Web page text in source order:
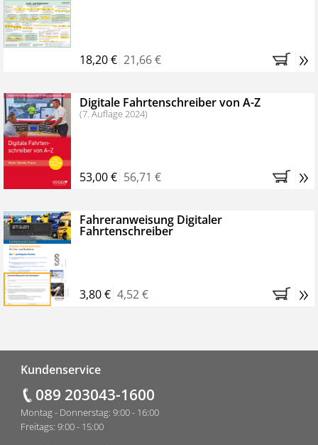
Bestellen Sie jetzt das VerkehrsRundschau Profipaket im
Kennenlern-Abo für zwei Monate (inkl. der derzeitig
Monaten brauchen Sie nichts weiter tun, das
Abonnement endet automatisch, es entstehen keine
weiteren Verpflichtungen.
18,20 € 21,66 € »
Digitale Fahrtenschreiber von A-Z
(7. Auflage 2024)
53,00 € 56,71 € »
Fahreranweisung Digitaler
Fahrtenschreiber
3,80 € 4,52 € »
Kundenservice
089 203043-1600
Montag - Donnerstag: 9:00 - 16:00
Freitags: 9:00 - 15:00